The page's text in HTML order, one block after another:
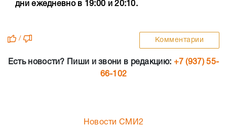
дни ежедневно в 19:00 и 20:10.
/ Комментарии
Есть новости? Пиши и звони в редакцию: +7 (937) 55-
66-102
Новости СМИ2